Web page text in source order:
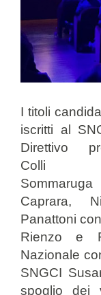
I titoli
iscritti al
Direttivo
Caprara,
Panattoni
Rienzo e
Nazionale
SNGCI
spoglio dei